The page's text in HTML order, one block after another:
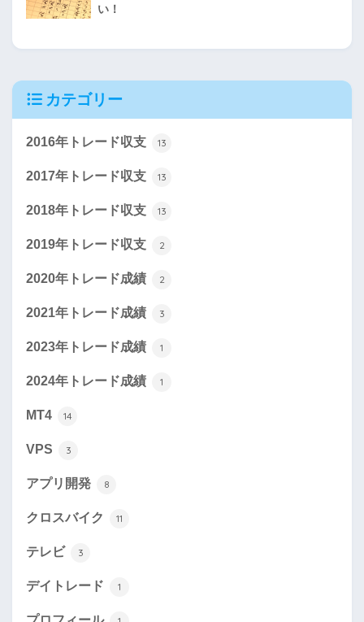
い！
カテゴリー
2016年トレード収支 13
2017年トレード収支 13
2018年トレード収支 13
2019年トレード収支 2
2020年トレード成績 2
2021年トレード成績 3
2023年トレード成績 1
2024年トレード成績 1
MT4 14
VPS 3
アプリ開発 8
クロスバイク 11
テレビ 3
デイトレード 1